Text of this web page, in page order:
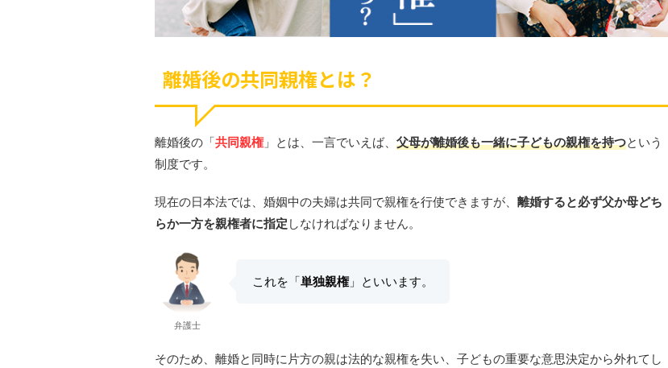
離婚後の共同親権とは？
離婚後の「共同親権」とは、一言でいえば、 父母が離婚後も一緒に子どもの親権を持つという
制度です。
現在の日本法では、婚姻中の夫婦は共同で親権を行使できますが、 離婚すると必ず父か母どち
らか一方を親権者に指定 しなければなりません。
弁護士
これを「単独親権」といいます。
そのため、離婚と同時に片方の親は法的な親権を失い、子どもの重要な意思決定から外れてし